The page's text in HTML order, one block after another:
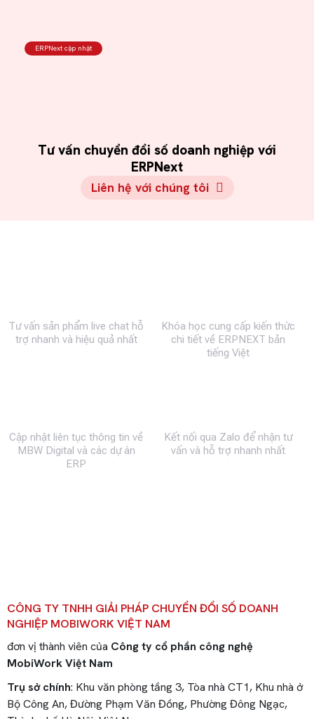
ERPNext cập nhật
Tư vấn chuyển đổi số doanh nghiệp với
ERPNext
Liên hệ với chúng tôi
Tư vấn sản phẩm live chat hỗ
trợ nhanh và hiệu quả nhất
Khóa học cung cấp kiến thức
chi tiết về ERPNEXT bản
tiếng Việt
Cập nhật liên tục thông tin về
MBW Digital và các dự án
ERP
Kết nối qua Zalo để nhận tư
vấn và hỗ trợ nhanh nhất
CÔNG TY TNHH GIẢI PHÁP CHUYỂN ĐỔI SỐ DOANH
NGHIỆP MOBIWORK VIỆT NAM
đơn vị thành viên của Công ty cổ phần công nghệ
MobiWork Việt Nam
Trụ sở chính: Khu văn phòng tầng 3, Tòa nhà CT1, Khu nhà ở
Bộ Công An, Đường Phạm Văn Đồng, Phường Đông Ngạc,